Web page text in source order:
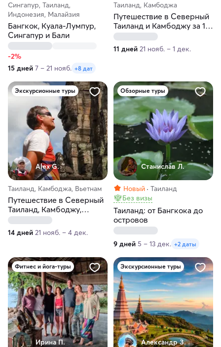
Сингапур, Таиланд,
Индонезия, Малайзия
Бангкок, Куала-Лумпур,
Сингапур и Бали
-2%
15 дней 7 – 21 нояб. +8 дат
Таиланд, Камбоджа
Путешествие в Северный
Таиланд и Камбоджу за 11
дней
11 дней 21 нояб. – 1 дек.
Экскурсионные туры
Alex G.
Таиланд, Камбоджа, Вьетнам
Путешествие в Северный
Таиланд, Камбоджу,
Вьетнам за 14 дней
14 дней 21 нояб. – 4 дек.
Обзорные туры
Станислав Л.
Новый
Таиланд
Без визы
Таиланд: от Бангкока до
островов
9 дней 5 – 13 дек. +2 даты
Фитнес и йога-туры
Ирина П.
Экскурсионные туры
Александр З.